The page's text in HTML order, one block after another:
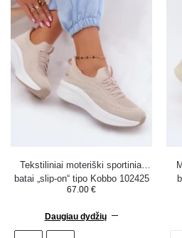
Tekstiliniai moteriški sportiniai
batai „slip-on“ tipo Kobbo 102425
smėlio spalvos
67.00 €
Daugiau dydžių